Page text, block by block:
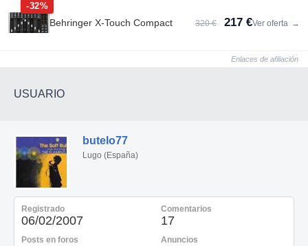
-32%
Behringer X-Touch Compact 320 € 217 €Ver oferta →
Enlaces de afiliación
USUARIO
butelo77
Lugo (España)
Registrado
06/02/2007
Comentarios
17
Posts en foros Anuncios